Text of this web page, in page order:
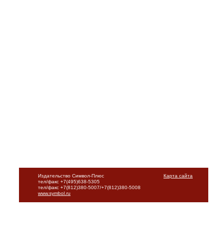
Карта сайта
Издательство Символ-Плюс
тел/факс +7(495)638-5305
тел/факс +7(812)380-5007/+7(812)380-5008
www.symbol.ru